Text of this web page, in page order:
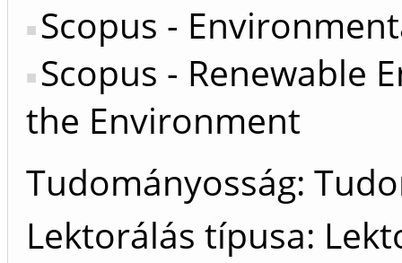
Scopus -
Scopus - Renewable
the Environment
Tudományosság:
Lektorálás típusa: